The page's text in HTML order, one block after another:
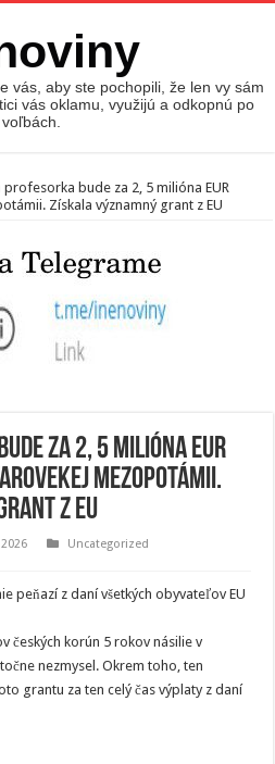
vás, aby ste pochopili, že len vy sám
vás oklamu, využijú a odkopnú po
voľbách.
profesorka bude za 2, 5 milióna EUR
Získala významný grant z EU
za 2, 5 milióna EUR
Mezopotámii.
z EU
Uncategorized
peňazí z daní všetkých obyvateľov EU
českých korún 5 rokov násilie v
nezmysel. Okrem toho, ten
grantu za ten celý čas výplaty z daní